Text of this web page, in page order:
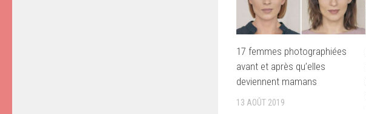
17 femmes photographiées
avant et après qu’elles
deviennent mamans
13 AOÛT 2019